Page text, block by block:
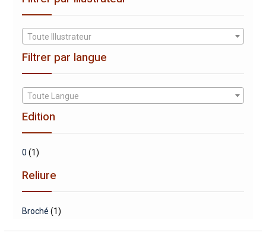
Toute Illustrateur
Filtrer par langue
Toute Langue
Edition
0 (1)
Reliure
Broché (1)